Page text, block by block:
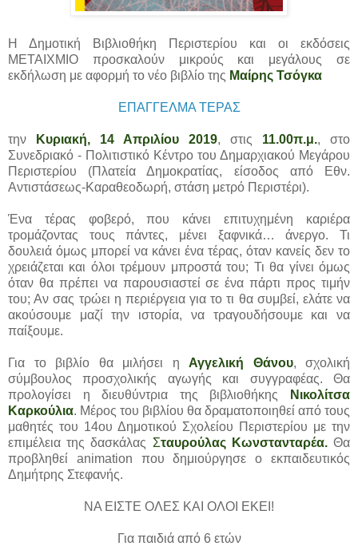
Η Δημοτική Βιβλιοθήκη Περιστερίου και οι εκδόσεις
ΜΕΤΑΙΧΜΙΟ προσκαλούν μικρούς και μεγάλους σε
εκδήλωση με αφορμή το νέο βιβλίο της Μαίρης Τσόγκα
ΕΠΑΓΓΕΛΜΑ ΤΕΡΑΣ
την Κυριακή, 14 Απριλίου 2019, στις 11.00π.μ., στο
Συνεδριακό - Πολιτιστικό Κέντρο του Δημαρχιακού Μεγάρου
Περιστερίου (Πλατεία Δημοκρατίας, είσοδος από Εθν.
Αντιστάσεως-Καραθεοδωρή, στάση μετρό Περιστέρι).
Ένα τέρας φοβερό, που κάνει επιτυχημένη καριέρα
τρομάζοντας τους πάντες, μένει ξαφνικά… άνεργο. Τι
δουλειά όμως μπορεί να κάνει ένα τέρας, όταν κανείς δεν το
χρειάζεται και όλοι τρέμουν μπροστά του; Τι θα γίνει όμως
όταν θα πρέπει να παρουσιαστεί σε ένα πάρτι προς τιμήν
του; Αν σας τρώει η περιέργεια για το τι θα συμβεί, ελάτε να
ακούσουμε μαζί την ιστορία, να τραγουδήσουμε και να
παίξουμε.
Για το βιβλίο θα μιλήσει η Αγγελική Θάνου, σχολική
σύμβουλος προσχολικής αγωγής και συγγραφέας. Θα
προλογίσει η διευθύντρια της βιβλιοθήκης
Νικολίτσα
Καρκούλια. Μέρος του βιβλίου θα δραματοποιηθεί από τους
μαθητές του 14ου Δημοτικού Σχολείου Περιστερίου με την
επιμέλεια της δασκάλας Σταυρούλας Κωνστανταρέα.Θα
προβληθεί animation που δημιούργησε ο εκπαιδευτικός
Δημήτρης Στεφανής.
ΝΑ ΕΙΣΤΕ ΟΛΕΣ ΚΑΙ ΟΛΟΙ ΕΚΕΙ!
Για παιδιά από 6 ετών